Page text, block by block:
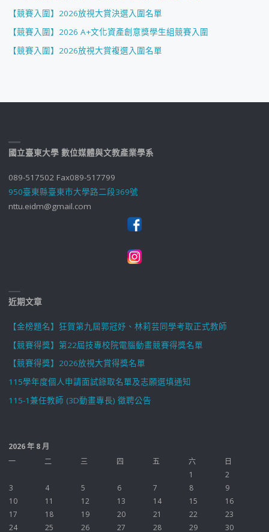
【競賽入圍】2026放視大賞決選入圍名單
【競賽入圍】2026 A+文化資產創意獎學生組競賽入圍
【競賽入圍】2026放視大賞複選入圍名單
國立臺東大學 數位媒體與文教產業學系
089-517502 Fax089-517799
950臺東縣臺東市大學路二段369號
nttu.eidm@gmail.com
近期文章
【金榜題名】狂賀第九屆郭冠妤、林莉芸同學考取正式教師
【競賽得獎】第22屆技專校院電腦動畫競賽得獎名單
【競賽得獎】2026放視大賞得獎名單
115學年度個人申請面試錄取名單及志願選填通知
115-1兼任教師 (3D動畫專長) 徵聘公告
2026 年 8 月
一
二 三 四 五 六
日
1
2
3
4 5 6 7 8
9
10
11 12 13 14 15
16
17
18 19 20 21 22
23
24
25 26 27 28 29 30